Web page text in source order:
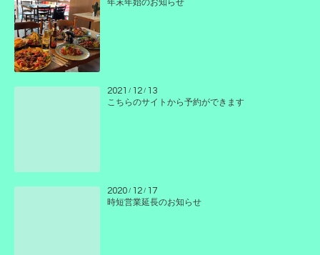
年末年始のお知らせ
2021 / 12 / 13
こちらのサイトから予約ができます
2020 / 12 / 17
時短営業延長のお知らせ